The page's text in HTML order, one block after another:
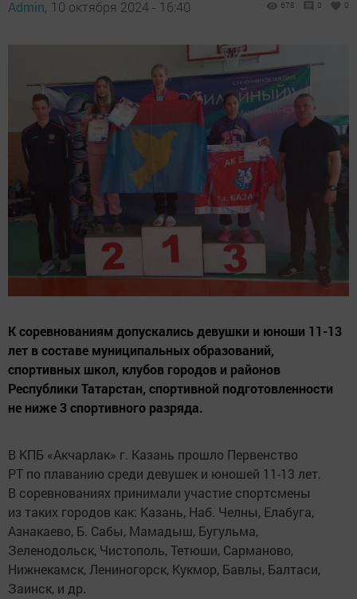
Admin, 10 октября 2024 - 16:40 678 0 0
К соревнованиям допускались девушки и юноши 11-13
лет в составе муниципальных образований,
спортивных школ, клубов городов и районов
Республики Татарстан, спортивной подготовленности
не ниже 3 спортивного разряда.
В КПБ «Акчарлак» г. Казань прошло Первенство
РТ по плаванию среди девушек и юношей 11-13 лет.
В соревнованиях принимали участие спортсмены
из таких городов как: Казань, Наб. Челны, Елабуга,
Азнакаево, Б. Сабы, Мамадыш, Бугульма,
Зеленодольск, Чистополь, Тетюши, Сарманово,
Нижнекамск, Лениногорск, Кукмор, Бавлы, Балтаси,
Заинск, и др.